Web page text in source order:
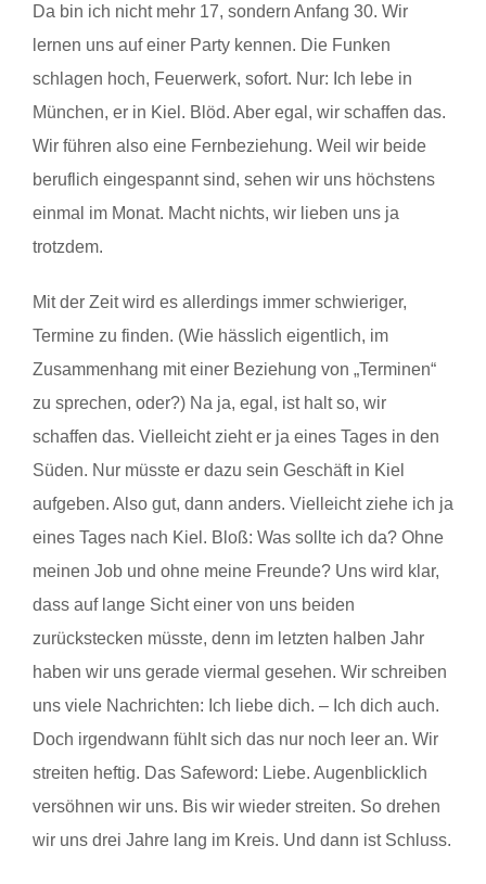
Da bin ich nicht mehr 17, sondern Anfang 30. Wir
lernen uns auf einer Party kennen. Die Funken
schlagen hoch, Feuerwerk, sofort. Nur: Ich lebe in
München, er in Kiel. Blöd. Aber egal, wir schaffen das.
Wir führen also eine Fernbeziehung. Weil wir beide
beruflich eingespannt sind, sehen wir uns höchstens
einmal im Monat. Macht nichts, wir lieben uns ja
trotzdem.
Mit der Zeit wird es allerdings immer schwieriger,
Termine zu finden. (Wie hässlich eigentlich, im
Zusammenhang mit einer Beziehung von „Terminen“
zu sprechen, oder?) Na ja, egal, ist halt so, wir
schaffen das. Vielleicht zieht er ja eines Tages in den
Süden. Nur müsste er dazu sein Geschäft in Kiel
aufgeben. Also gut, dann anders. Vielleicht ziehe ich ja
eines Tages nach Kiel. Bloß: Was sollte ich da? Ohne
meinen Job und ohne meine Freunde? Uns wird klar,
dass auf lange Sicht einer von uns beiden
zurückstecken müsste, denn im letzten halben Jahr
haben wir uns gerade viermal gesehen. Wir schreiben
uns viele Nachrichten: Ich liebe dich. – Ich dich auch.
Doch irgendwann fühlt sich das nur noch leer an. Wir
streiten heftig. Das Safeword: Liebe. Augenblicklich
versöhnen wir uns. Bis wir wieder streiten. So drehen
wir uns drei Jahre lang im Kreis. Und dann ist Schluss.